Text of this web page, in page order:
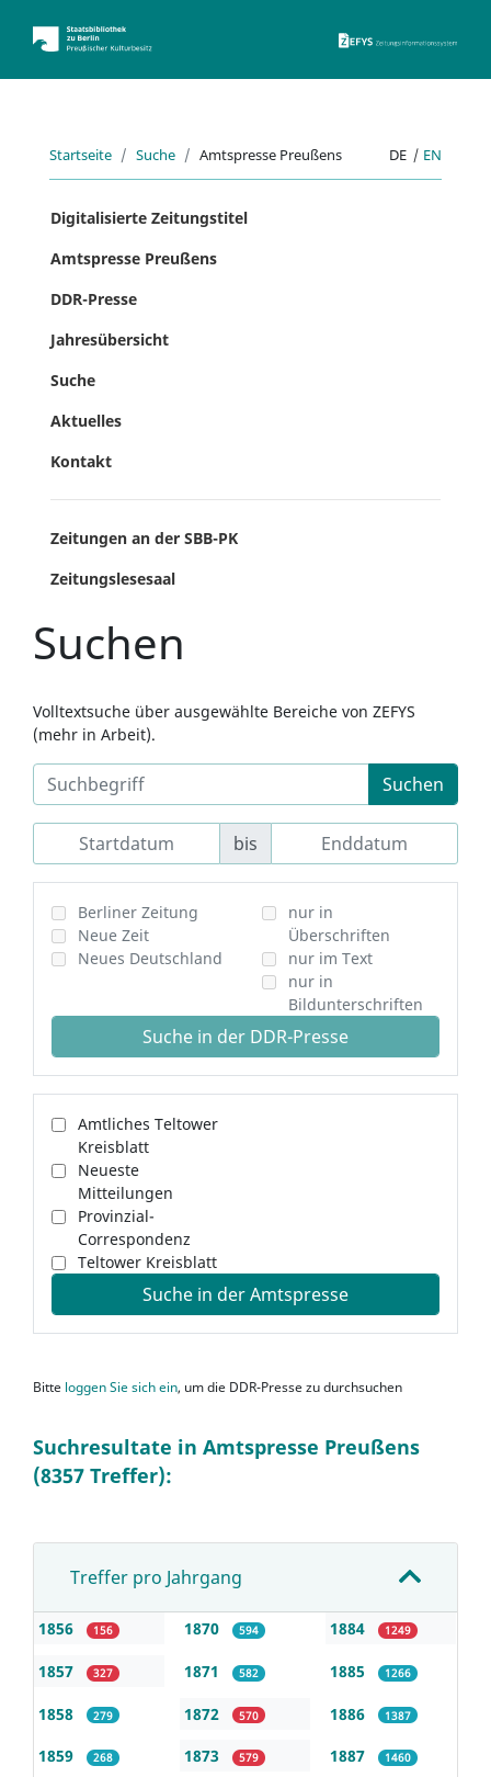
Startseite Suche Amtspresse Preußens DE | EN
Digitalisierte Zeitungstitel
Amtspresse Preußens
DDR-Presse
Jahresübersicht
Suche
Aktuelles
Kontakt
Zeitungen an der SBB-PK
Zeitungslesesaal
Suchen
Volltextsuche über ausgewählte Bereiche von ZEFYS
(mehr in Arbeit).
Suchen
bis
Berliner Zeitung
Neue Zeit
Neues Deutschland
nur in
Überschriften
nur im Text
nur in
Bildunterschriften
Suche in der DDR-Presse
Amtliches Teltower
Kreisblatt
Neueste
Mitteilungen
Provinzial-
Correspondenz
Teltower Kreisblatt
Suche in der Amtspresse
Bitte loggen Sie sich ein, um die DDR-Presse zu durchsuchen
Suchresultate in Amtspresse Preußens
(8357 Treffer):
Treffer pro Jahrgang
1856 156
1857 327
1858 279
1859 268
1870 594
1871 582
1872 570
1873 579
1884 1249
1885 1266
1886 1387
1887 1460